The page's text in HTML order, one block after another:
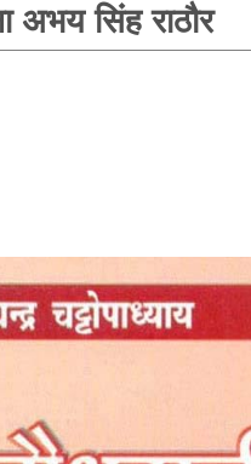
अभय सिंह राठौर